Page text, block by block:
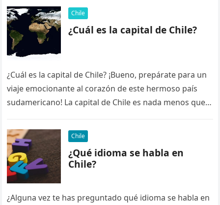
Chile
¿Cuál es la capital de Chile?
¿Cuál es la capital de Chile? ¡Bueno, prepárate para un
viaje emocionante al corazón de este hermoso país
sudamericano! La capital de Chile es nada menos que…
Chile
¿Qué idioma se habla en
Chile?
¿Alguna vez te has preguntado qué idioma se habla en